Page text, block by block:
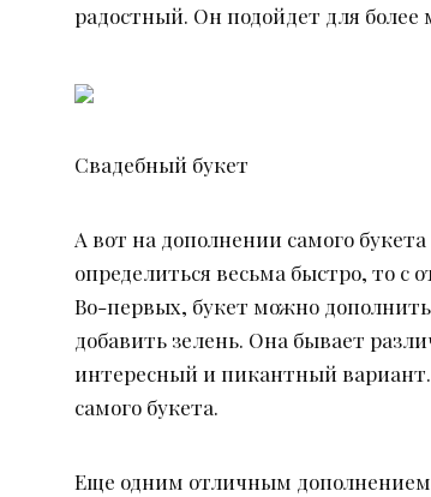
радостный. Он подойдет для более
Свадебный букет
А вот на дополнении самого
определиться весьма быстро, то
Во-первых, букет можно
добавить зелень. Она бывает
интересный и пикантный
самого букета.
Еще одним отличным